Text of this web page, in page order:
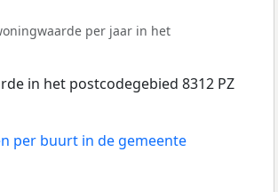
per jaar in het
in het postcodegebied 8312 PZ
per buurt in de gemeente